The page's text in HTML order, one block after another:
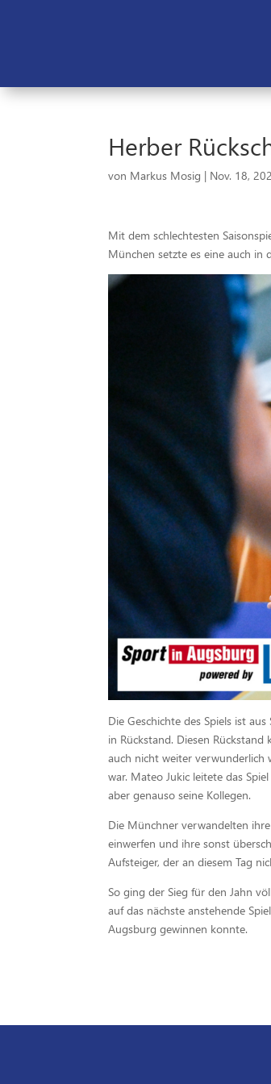
Herber
von Markus Mosig | Nov. 18,
Mit dem schlechtesten
München setzte es eine auch in
Die Geschichte des Spiels ist
in Rückstand. Diesen
auch nicht weiter verwunderlich
war. Mateo Jukic leitete das
aber genauso seine Kollegen.
Die Münchner verwandelten
einwerfen und ihre sonst
Aufsteiger, der an diesem Tag
So ging der Sieg für den Jahn
auf das nächste anstehende
Augsburg gewinnen konnte.